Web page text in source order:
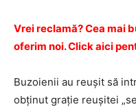
Vrei reclamă? Cea mai
oferim noi. Click aici
Buzoienii au reuşit să
obţinut graţie reuşitei